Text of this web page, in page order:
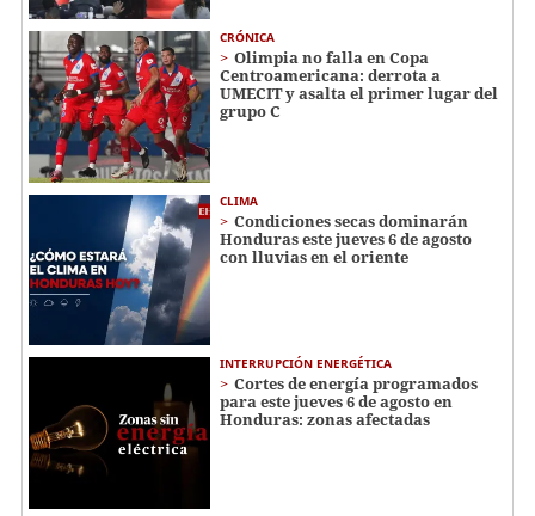
CRÓNICA
Olimpia no falla en Copa
Centroamericana: derrota a
UMECIT y asalta el primer lugar del
grupo C
CLIMA
Condiciones secas dominarán
Honduras este jueves 6 de agosto
con lluvias en el oriente
INTERRUPCIÓN ENERGÉTICA
Cortes de energía programados
para este jueves 6 de agosto en
Honduras: zonas afectadas